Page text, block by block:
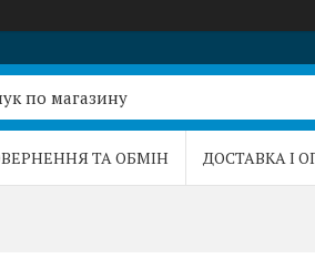
ТА ОБМІН ДОСТАВКА І